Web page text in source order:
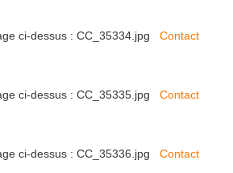
ci-dessus : CC_35334.jpg Contact
ci-dessus : CC_35335.jpg Contact
ci-dessus : CC_35336.jpg Contact